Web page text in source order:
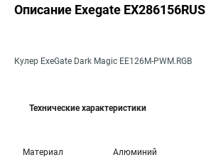
Описание Exegate EX286156RUS
Кулер ExeGate Dark Magic EE126M-PWM.RGB
Технические характеристики
Материал
Алюминий